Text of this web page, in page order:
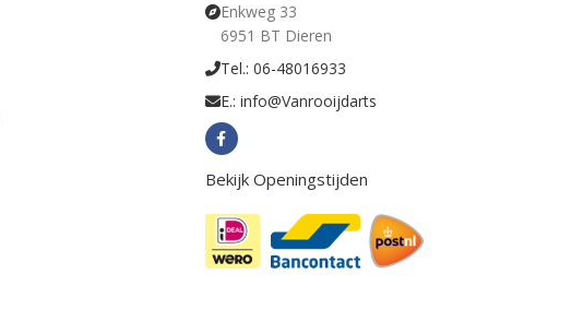
Enkweg 33
6951 BT Dieren
Tel.: 06-48016933
E.: info@Vanrooijdarts
Bekijk Openingstijden